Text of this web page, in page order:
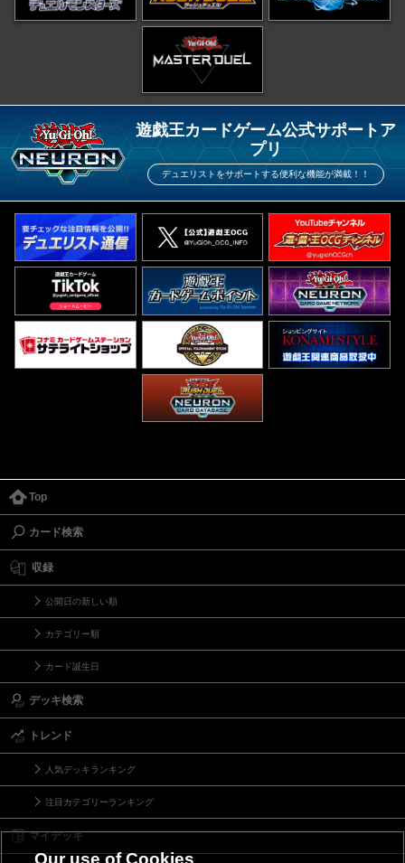
遊戯王カードゲーム公式サポートア
プリ
デュエリストをサポートする便利な機能が満載！！
Top
カード検索
収録
公開日の新しい順
カテゴリー順
カード誕生日
デッキ検索
トレンド
人気デッキランキング
注目カテゴリーランキング
マイデッキ
Our use of Cookies